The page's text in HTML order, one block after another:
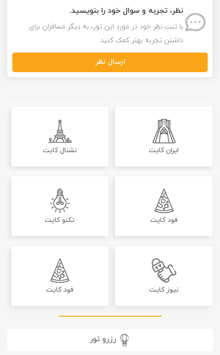
نظر، تجربه و سوال خود را بنویسید.
با ثبت نظر خود در مورد این تور، به دیگر مسافران برای
داشتن تجربه بهتر کمک کنید.
ارسال نظر
ایران کایت نشنال کایت
فود کایت تکنو کایت
نیوز کایت فود کایت
رزرو تور